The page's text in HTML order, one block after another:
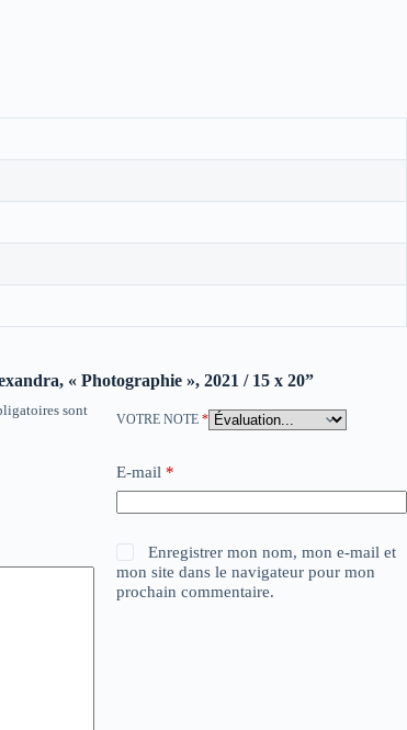
« Photographie », 2021 / 15 x 20”
sont
VOTRE NOTE *
E-mail *
Enregistrer mon nom, mon e-mail et
mon site dans le navigateur pour mon
prochain commentaire.